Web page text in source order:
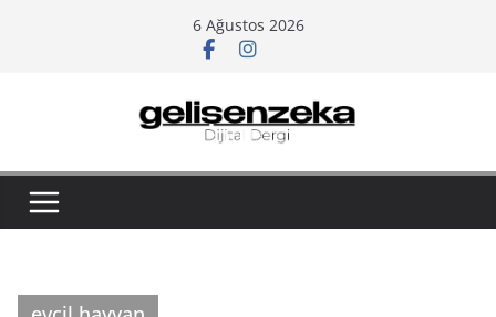
6 Ağustos 2026